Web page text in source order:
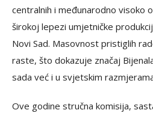
centralnih i međunarodno visoko
širokoj lepezi umjetničke
Novi Sad. Masovnost pristiglih
raste, što dokazuje značaj
sada već i u svjetskim
Ove godine stručna komisija,